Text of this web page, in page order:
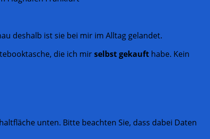
deshalb ist sie bei mir im Alltag gelandet.
die ich mirselbst gekauft habe. Kein
unten. Bitte beachten Sie, dass dabei Daten